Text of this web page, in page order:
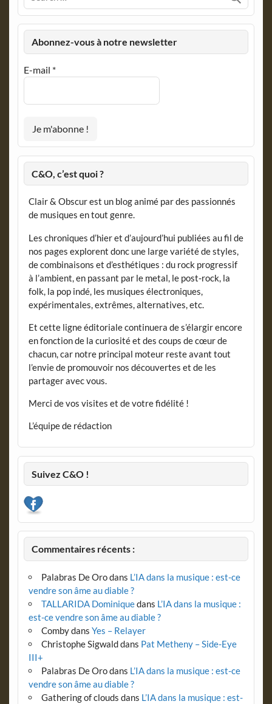
Abonnez-vous à notre newsletter
E-mail *
C&O, c’est quoi ?
Clair & Obscur est un blog animé par des passionnés
de musiques en tout genre.
Les chroniques d’hier et d’aujourd’hui publiées au fil de
nos pages explorent donc une large variété de styles,
de combinaisons et d’esthétiques : du rock progressif
à l’ambient, en passant par le metal, le post-rock, la
folk, la pop indé, les musiques électroniques,
expérimentales, extrêmes, alternatives, etc.
Et cette ligne éditoriale continuera de s’élargir encore
en fonction de la curiosité et des coups de cœur de
chacun, car notre principal moteur reste avant tout
l’envie de promouvoir nos découvertes et de les
partager avec vous.
Merci de vos visites et de votre fidélité !
L’équipe de rédaction
Suivez C&O !
Commentaires récents :
Palabras De Orodans L’IA dans la musique : est-ce
vendre son âme au diable ?
TALLARIDA Dominiquedans L’IA dans la musique :
est-ce vendre son âme au diable ?
Combydans Yes – Relayer
Christophe Sigwalddans Pat Metheny – Side-Eye
III+
Palabras De Orodans L’IA dans la musique : est-ce
vendre son âme au diable ?
Gathering of clouds dans L’IA dans la musique : est-